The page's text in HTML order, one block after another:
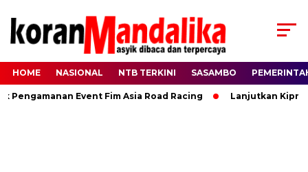
HOME NASIONAL NTB TERKINI SASAMBO
Event Fim Asia Road Racing Lanjutkan Kiprah